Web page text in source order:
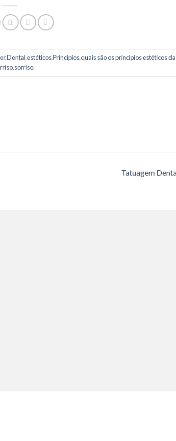
,Dental,estéticos,Principios,quais são os principios estéticos
,sorriso.
Tatuagem